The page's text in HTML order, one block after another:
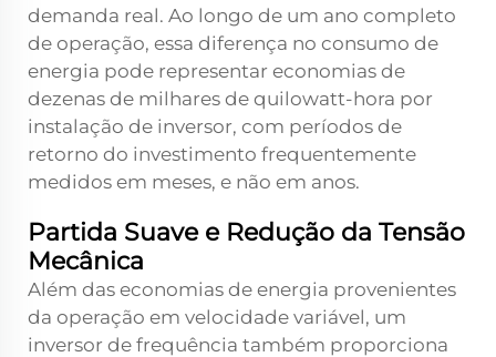
demanda real. Ao longo de um ano completo
de operação, essa diferença no consumo de
energia pode representar economias de
dezenas de milhares de quilowatt-hora por
instalação de inversor, com períodos de
retorno do investimento frequentemente
medidos em meses, e não em anos.
Partida Suave e Redução da Tensão
Mecânica
Além das economias de energia provenientes
da operação em velocidade variável, um
inversor de frequência também proporciona